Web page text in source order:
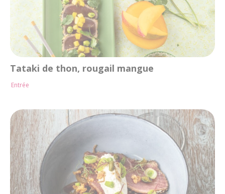
Tataki de thon, rougail mangue
Entrée